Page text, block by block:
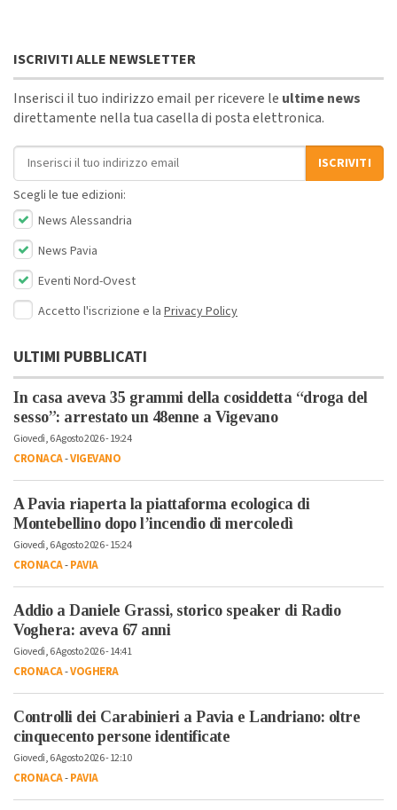
ISCRIVITI ALLE NEWSLETTER
Inserisci il tuo indirizzo email per ricevere le ultime news
direttamente nella tua casella di posta elettronica.
Indirizzo email
ISCRIVITI
Scegli le tue edizioni:
News Alessandria
News Pavia
Eventi Nord-Ovest
Accetto l'iscrizione e la Privacy Policy
ULTIMI PUBBLICATI
In casa aveva 35 grammi della cosiddetta “droga del
sesso”: arrestato un 48enne a Vigevano
Giovedì, 6 Agosto 2026 - 19:24
CRONACA-VIGEVANO
A Pavia riaperta la piattaforma ecologica di
Montebellino dopo l’incendio di mercoledì
Giovedì, 6 Agosto 2026 - 15:24
CRONACA-PAVIA
Addio a Daniele Grassi, storico speaker di Radio
Voghera: aveva 67 anni
Giovedì, 6 Agosto 2026 - 14:41
CRONACA-VOGHERA
Controlli dei Carabinieri a Pavia e Landriano: oltre
cinquecento persone identificate
Giovedì, 6 Agosto 2026 - 12:10
CRONACA-PAVIA